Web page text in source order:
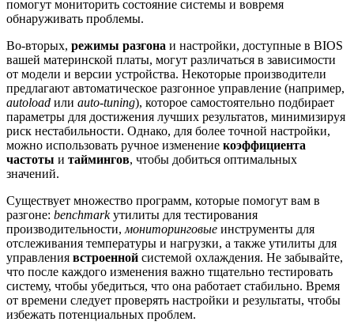
помогут мониторить состояние системы и вовремя
обнаруживать проблемы.
Во-вторых, режимы разгона и настройки, доступные в BIOS
вашей материнской платы, могут различаться в зависимости
от модели и версии устройства. Некоторые производители
предлагают автоматическое разгонное управление (например,
autoload или auto-tuning), которое самостоятельно подбирает
параметры для достижения лучших результатов, минимизируя
риск нестабильности. Однако, для более точной настройки,
можно использовать ручное изменение коэффициента
частоты и таймингов, чтобы добиться оптимальных
значений.
Существует множество программ, которые помогут вам в
разгоне: benchmarkутилиты для тестирования
производительности, мониторинговые инструменты для
отслеживания температуры и нагрузки, а также утилиты для
управления встроенной системой охлаждения. Не забывайте,
что после каждого изменения важно тщательно тестировать
систему, чтобы убедиться, что она работает стабильно. Время
от времени следует проверять настройки и результаты, чтобы
избежать потенциальных проблем.